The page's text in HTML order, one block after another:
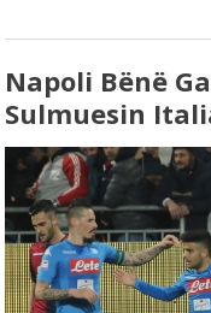
Napoli Bënë
Sulmuesin